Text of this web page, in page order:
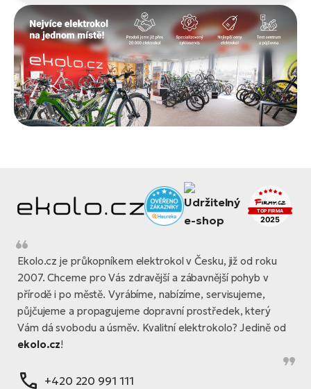
Ekolo.cz je průkopníkem elektrokol v Česku, již od roku
2007. Chceme pro Vás zdravější a zábavnější pohyb v
přírodě i po městě. Vyrábíme, nabízíme, servisujeme,
půjčujeme a propagujeme dopravní prostředek, který
Vám dá svobodu a úsměv. Kvalitní elektrokolo? Jedině od
ekolo.cz!
+420 220 991 111